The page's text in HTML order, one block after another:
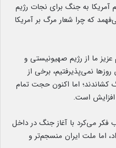
آمریکا به جنگ برای نجات رژیم
که چرا شعار مرگ بر آمریکا
عزیز ما از رژیم صهیونیستی و
نمی‌پذیرفتیم، برخی از
کشاندند؛ اما اکنون حجت تمام
است.
می‌کرد با آغاز جنگ در داخل
اما ملت ایران منسجم‌تر و